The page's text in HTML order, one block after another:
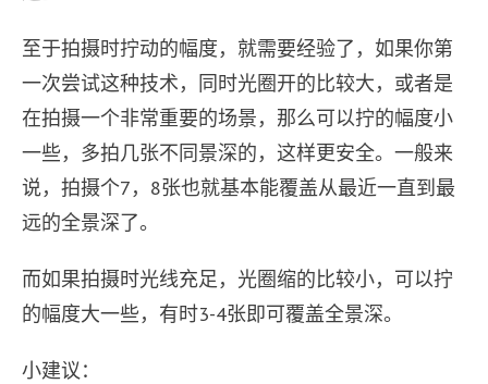
至于拍摄时拧动的幅度，就需要经验了，如果你第
一次尝试这种技术，同时光圈开的比较大，或者是
在拍摄一个非常重要的场景，那么可以拧的幅度小
一些，多拍几张不同景深的，这样更安全。一般来
说，拍摄个7，8张也就基本能覆盖从最近一直到最
远的全景深了。
而如果拍摄时光线充足，光圈缩的比较小，可以拧
的幅度大一些，有时3-4张即可覆盖全景深。
小建议：